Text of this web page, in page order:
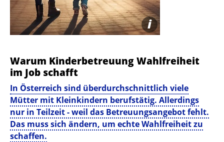
i
Warum Kinder­betreuung Wahlfreiheit
im Job schafft
In Österreich sind überdurchschnittlich viele
Mütter mit Kleinkindern berufstätig. Allerdings
nur in Teilzeit - weil das Betreuungsangebot fehlt.
Das muss sich ändern, um echte Wahlfreiheit zu
schaffen.